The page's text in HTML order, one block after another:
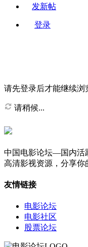
发新帖
登录
请先登录后才能继续浏
请稍候...
中国电影论坛—国内活
高清影视资源，分享
友情链接
电影论坛
电影社区
股票论坛